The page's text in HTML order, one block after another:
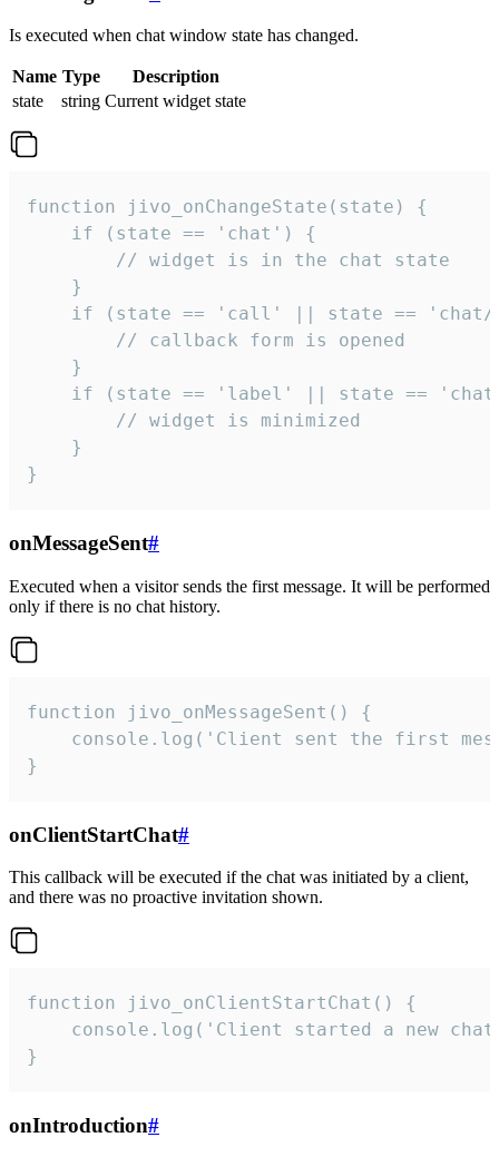
Is executed when chat window state has changed.
Name Type
Description
state
string Current widget state
function jivo_onChangeState(state) {
    if (state == 'chat') {
        // widget is in the chat state
    }
if (state == 'call' || state ==
        // callback form is opened
    }
if (state == 'label' || state ==
        // widget is minimized
    }
}
onMessageSent#
Executed when a visitor sends the first message. It will be performed
only if there is no chat history.
function jivo_onMessageSent() {
console.log('Client sent the first
}
onClientStartChat#
This callback will be executed if the chat was initiated by a client,
and there was no proactive invitation shown.
function jivo_onClientStartChat() {
console.log('Client started a new
}
onIntroduction#